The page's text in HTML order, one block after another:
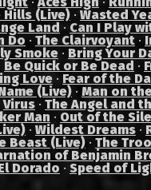
Hills (Live) · Wasted
Land · Can I Play
Do · The Clairvoyant ·
Smoke · Bring Your
Be Quick or Be Dead ·
Love · Fear of the
(Live) · Man on
Virus · The Angel and
Man · Out of the
· Wildest Dreams ·
Beast (Live) · The
of Benjamin
Dorado · Speed of